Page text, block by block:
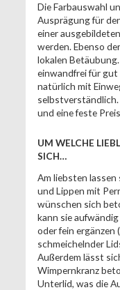
Die Farbauswahl
Ausprägung für
einer
werden. Ebenso
lokalen
einwandfrei für
natürlich mit
und eine feste
UM WELCHE
SICH…
Am liebsten lassen
und Lippen mit
wünschen sich
kann sie
oder fein ergänzen
schmeichelnder
Außerdem lässt
Wimpernkranz
Unterlid, was die